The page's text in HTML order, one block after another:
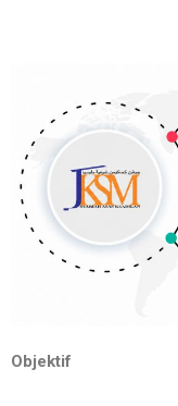
Objektif